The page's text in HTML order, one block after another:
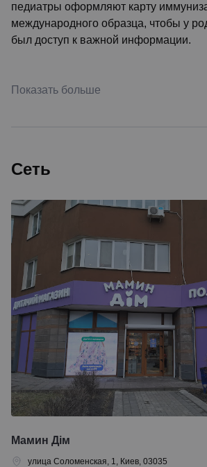
педиатры оформляют карту
международного образца, чтобы у
был доступ к важной информации.
Показать больше
Сеть
Мамин Дім
улица Соломенская, 1, Киев, 03035